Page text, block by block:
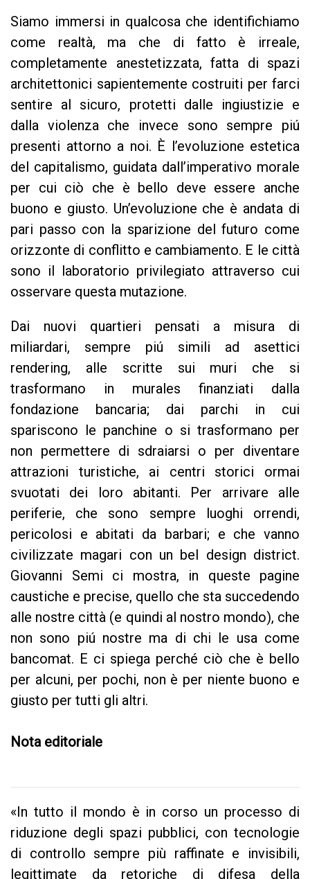
Siamo immersi in qualcosa che identifichiamo
come realtà, ma che di fatto è irreale,
completamente anestetizzata, fatta di spazi
architettonici sapientemente costruiti per farci
sentire al sicuro, protetti dalle ingiustizie e
dalla violenza che invece sono sempre piú
presenti attorno a noi. È l’evoluzione estetica
del capitalismo, guidata dall’imperativo morale
per cui ciò che è bello deve essere anche
buono e giusto. Un’evoluzione che è andata di
pari passo con la sparizione del futuro come
orizzonte di conflitto e cambiamento. E le città
sono il laboratorio privilegiato attraverso cui
osservare questa mutazione.
Dai nuovi quartieri pensati a misura di
miliardari, sempre piú simili ad asettici
rendering, alle scritte sui muri che si
trasformano in murales finanziati dalla
fondazione bancaria; dai parchi in cui
spariscono le panchine o si trasformano per
non permettere di sdraiarsi o per diventare
attrazioni turistiche, ai centri storici ormai
svuotati dei loro abitanti. Per arrivare alle
periferie, che sono sempre luoghi orrendi,
pericolosi e abitati da barbari; e che vanno
civilizzate magari con un bel design district.
Giovanni Semi ci mostra, in queste pagine
caustiche e precise, quello che sta succedendo
alle nostre città (e quindi al nostro mondo), che
non sono piú nostre ma di chi le usa come
bancomat. E ci spiega perché ciò che è bello
per alcuni, per pochi, non è per niente buono e
giusto per tutti gli altri.
Nota editoriale
«In tutto il mondo è in corso un processo di
riduzione degli spazi pubblici, con tecnologie
di controllo sempre più raffinate e invisibili,
legittimate da retoriche di difesa della